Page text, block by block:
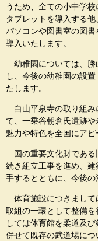
うため、全ての小中学
タブレットを導入する
パソコンや図書室の図
導入いたします。
幼稚園については、勝
し、今後の幼稚園の設
たします。
白山平泉寺の取り組み
て、一乗谷朝倉氏遺跡
魅力や特色を全国にアピ
国の重要文化財である
続き組立工事を進め、
手するとともに、今後の
体育施設につきまして
取組の一環として整備
しては体育館を柔道及
併せて既存の武道場につ